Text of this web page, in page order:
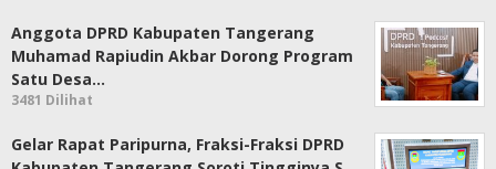
Anggota DPRD Kabupaten Tangerang
Muhamad Rapiudin Akbar Dorong Program
Satu Desa…
3481 Dilihat
Gelar Rapat Paripurna, Fraksi-Fraksi DPRD